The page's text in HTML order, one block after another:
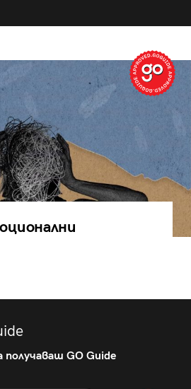
получаваш GO Guide